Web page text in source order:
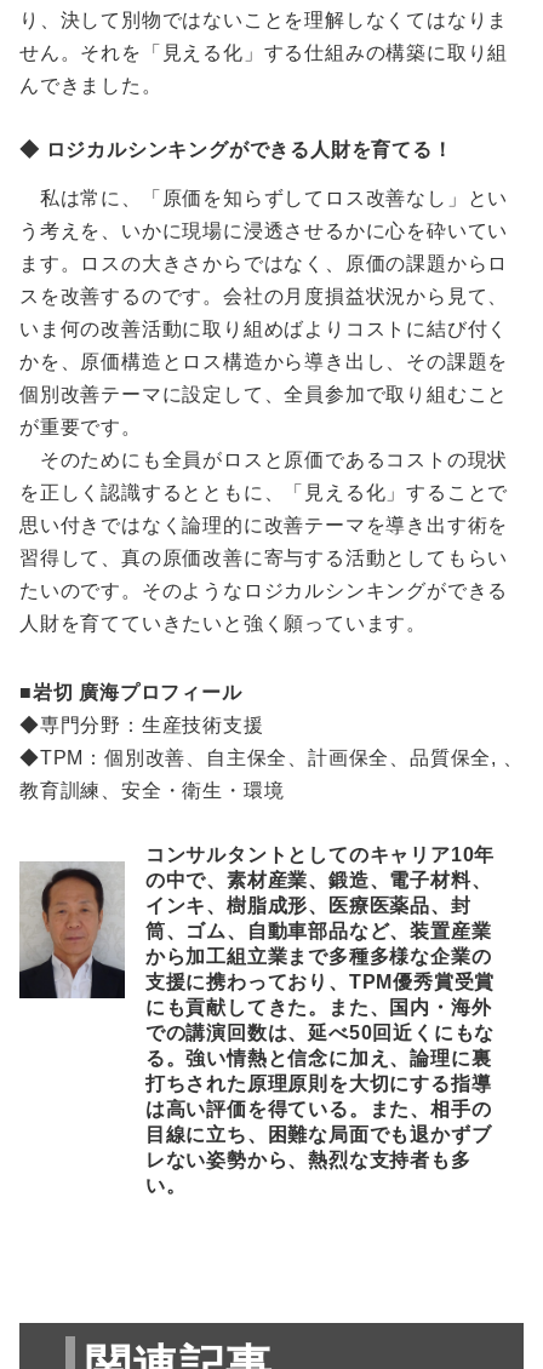
り、決して別物ではないことを理解しなくてはなりま
せん。それを「見える化」する仕組みの構築に取り組
んできました。
◆ ロジカルシンキングができる人財を育てる！
私は常に、「原価を知らずしてロス改善なし」とい
う考えを、いかに現場に浸透させるかに心を砕いてい
ます。ロスの大きさからではなく、原価の課題からロ
スを改善するのです。会社の月度損益状況から見て、
いま何の改善活動に取り組めばよりコストに結び付く
かを、原価構造とロス構造から導き出し、その課題を
個別改善テーマに設定して、全員参加で取り組むこと
が重要です。
そのためにも全員がロスと原価であるコストの現状
を正しく認識するとともに、「見える化」することで
思い付きではなく論理的に改善テーマを導き出す術を
習得して、真の原価改善に寄与する活動としてもらい
たいのです。そのようなロジカルシンキングができる
人財を育てていきたいと強く願っています。
■岩切 廣海プロフィール
◆専門分野：生産技術支援
◆TPM：個別改善、自主保全、計画保全、品質保全, 、
教育訓練、安全・衛生・環境
コンサルタントとしてのキャリア10年
の中で、素材産業、鍛造、電子材料、
インキ、樹脂成形、医療医薬品、封
筒、ゴム、自動車部品など、装置産業
から加工組立業まで多種多様な企業の
支援に携わっており、TPM優秀賞受賞
にも貢献してきた。また、国内・海外
での講演回数は、延べ50回近くにもな
る。強い情熱と信念に加え、論理に裏
打ちされた原理原則を大切にする指導
は高い評価を得ている。また、相手の
目線に立ち、困難な局面でも退かずブ
レない姿勢から、熱烈な支持者も多
い。